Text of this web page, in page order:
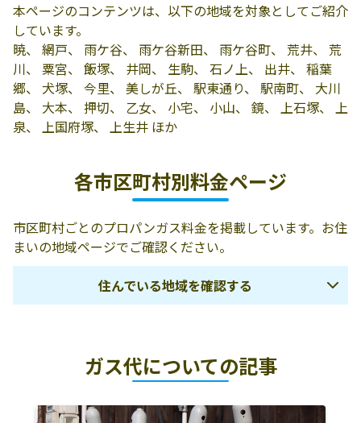
油店
604
有限会社神山商
店
小山市間々田
1028
0285-45-0039
有限会社オカダ
ガス
小山市花垣町1-
5-1
0285-22-0951
花垣町2-11-22
斯商会
323-0820 小山市
西城南4-8-3
田村万二郎商店 小山市福良2243
中央セントラル
ガス株式会社／
小山市花垣町2-
11-22
0285-24-5088
小山市卒島749
0285-37-0012
本ページのコンテンツは、以下の地域を対象としてご紹介
しています。
暁、 網戸、 雨ケ谷、 雨ケ谷新田、 雨ケ谷町、 荒井、 荒
川、 粟宮、 飯塚、 井岡、 生駒、 石ノ上、 出井、 稲葉
郷、 犬塚、 今里、 美しが丘、 駅東通り、 駅南町、 大川
島、 大本、 押切、 乙女、 小宅、 小山、 鏡、 上石塚、 上
泉、 上国府塚、 上生井 ほか
各市区町村別料金ページ
市区町村ごとのプロパンガス料金を掲載しています。お住
まいの地域ページでご確認ください。
住んでいる地域を確認する
塩谷郡塩谷町
日光市
ガス代についての記事